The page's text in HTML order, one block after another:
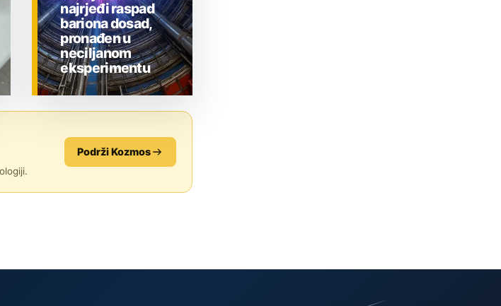
najrjeđi raspad
bariona dosad,
pronađen u
neciljanom
eksperimentu
Podrži Kozmos